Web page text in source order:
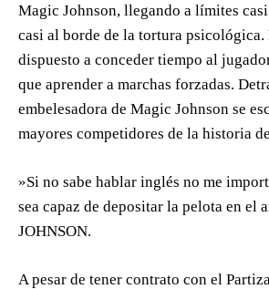
Magic Johnson, llegando a límites
casi al borde de la tortura psicológica.
dispuesto a conceder tiempo al
que aprender a marchas forzadas.
embelesadora de Magic Johnson se
mayores competidores de la historia
»Si no sabe hablar inglés no me
sea capaz de depositar la pelota en el
JOHNSON.
A pesar de tener contrato con el